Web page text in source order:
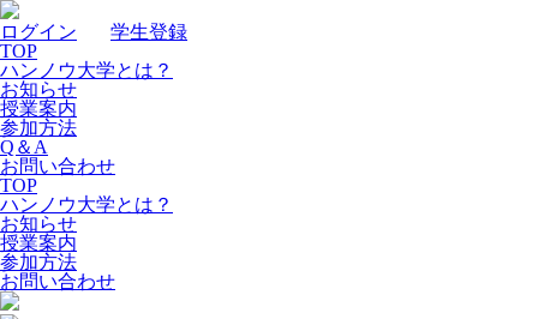
ログイン
学生登録
TOP
ハンノウ大学とは？
お知らせ
授業案内
参加方法
Q＆A
お問い合わせ
TOP
ハンノウ大学とは？
お知らせ
授業案内
参加方法
お問い合わせ